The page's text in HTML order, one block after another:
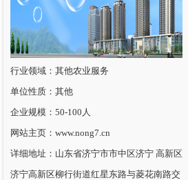
行业领域：其他农业服务
单位性质：其他
企业规模：50-100人
网站主页：www.nong7.cn
详细地址：山东省济宁市市中区济宁 高新区
济宁高新区柳行街道红星东路与菱花南路交